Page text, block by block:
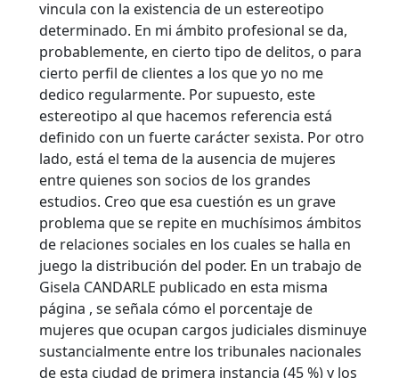
vincula con la existencia de un estereotipo
determinado. En mi ámbito profesional se da,
probablemente, en cierto tipo de delitos, o para
cierto perfil de clientes a los que yo no me
dedico regularmente. Por supuesto, este
estereotipo al que hacemos referencia está
definido con un fuerte carácter sexista. Por otro
lado, está el tema de la ausencia de mujeres
entre quienes son socios de los grandes
estudios. Creo que esa cuestión es un grave
problema que se repite en muchísimos ámbitos
de relaciones sociales en los cuales se halla en
juego la distribución del poder. En un trabajo de
Gisela CANDARLE publicado en esta misma
página , se señala cómo el porcentaje de
mujeres que ocupan cargos judiciales disminuye
sustancialmente entre los tribunales nacionales
de esta ciudad de primera instancia (45 %) y los